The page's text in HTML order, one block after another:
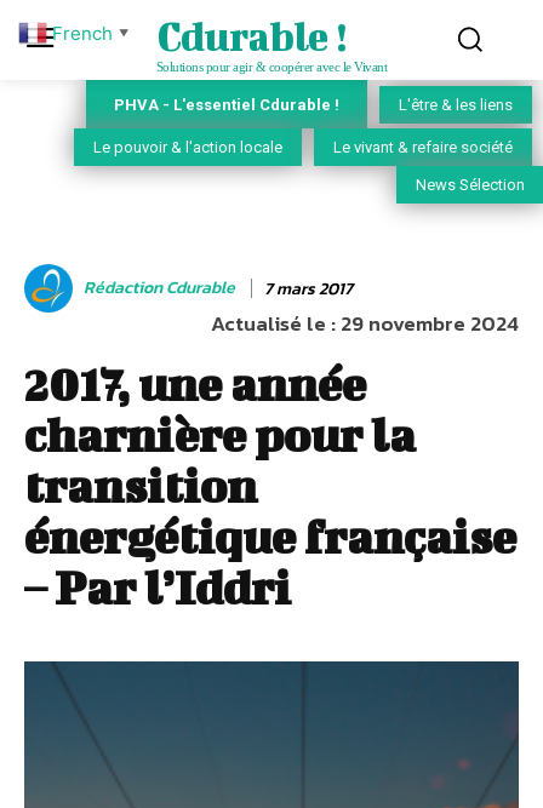
Cdurable !
Solutions pour agir & coopérer avec le Vivant
PHVA - L'essentiel Cdurable ! L'être & les liens
Le pouvoir & l'action locale Le vivant & refaire société
News Sélection
Rédaction Cdurable 7 mars 2017
Actualisé le :29 novembre 2024
2017, une année
charnière pour la
transition
énergétique française
– Par l’Iddri
French ▼